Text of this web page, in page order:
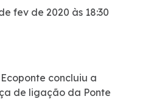
fev de 2020 às 18:30
concluiu a
de ligação da Ponte